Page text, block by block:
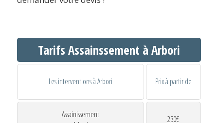
Tarifs Assainssement à Arbori
Les interventions à Arbori Prix à partir de
Assainissement
230€